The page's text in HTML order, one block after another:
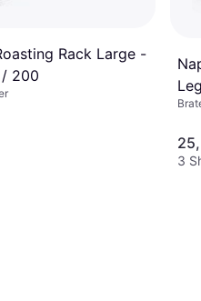
Rack Large -
200
3